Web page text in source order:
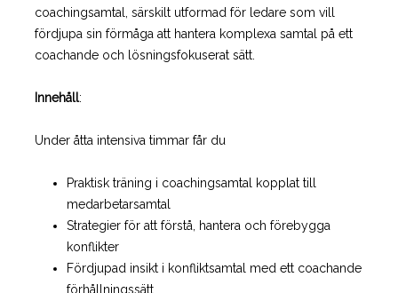
coachingsamtal, särskilt utformad för ledare som vill
fördjupa sin förmåga att hantera komplexa samtal på ett
coachande och lösningsfokuserat sätt.
Innehåll:
Under åtta intensiva timmar får du
Praktisk träning i coachingsamtal kopplat till
medarbetarsamtal
Strategier för att förstå, hantera och förebygga
konflikter
Fördjupad insikt i konfliktsamtal med ett coachande
förhållningssätt